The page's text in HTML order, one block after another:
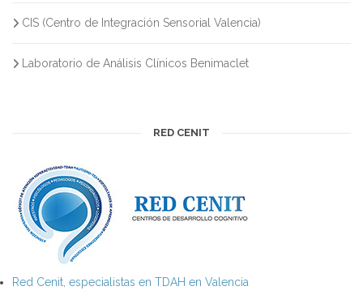
CIS (Centro de Integración Sensorial Valencia)
Laboratorio de Análisis Clínicos Benimaclet
RED CENIT
Red Cenit, especialistas en TDAH en Valencia